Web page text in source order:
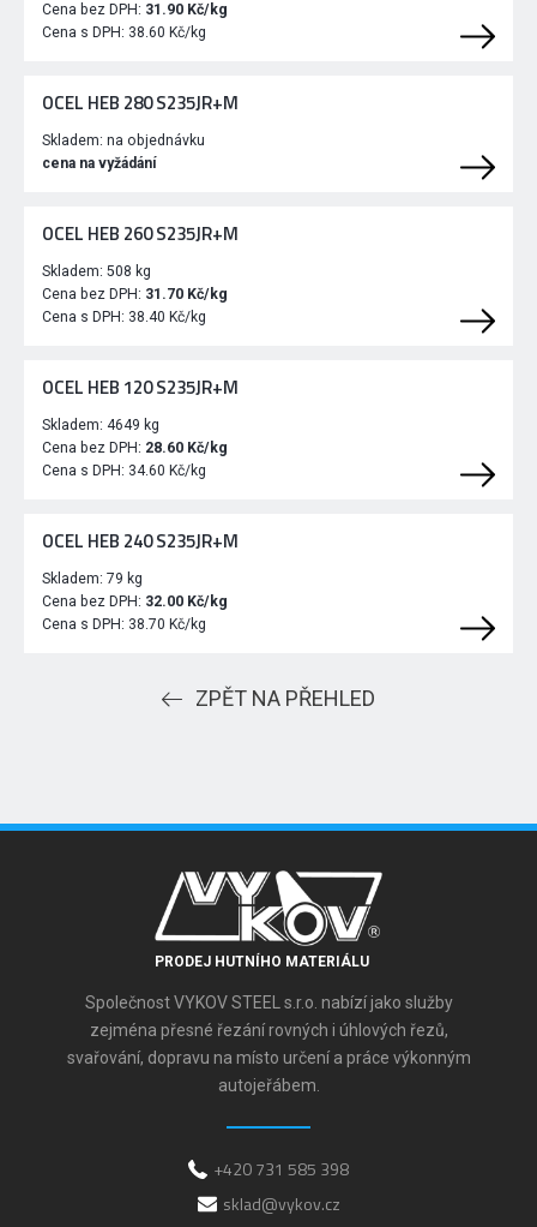
Cena bez DPH: 31.90 Kč/kg
Cena s DPH: 38.60 Kč/kg
OCEL HEB 280 S235JR+M
Skladem: na objednávku
cena na vyžádání
OCEL HEB 260 S235JR+M
Skladem: 508 kg
Cena bez DPH: 31.70 Kč/kg
Cena s DPH: 38.40 Kč/kg
OCEL HEB 120 S235JR+M
Skladem: 4649 kg
Cena bez DPH: 28.60 Kč/kg
Cena s DPH: 34.60 Kč/kg
OCEL HEB 240 S235JR+M
Skladem: 79 kg
Cena bez DPH: 32.00 Kč/kg
Cena s DPH: 38.70 Kč/kg
ZPĚT NA PŘEHLED
PRODEJ HUTNÍHO MATERIÁLU
Společnost VYKOV STEEL s.r.o. nabízí jako služby
zejména přesné řezání rovných i úhlových řezů,
svařování, dopravu na místo určení a práce výkonným
autojeřábem.
+420 731 585 398
sklad@vykov.cz